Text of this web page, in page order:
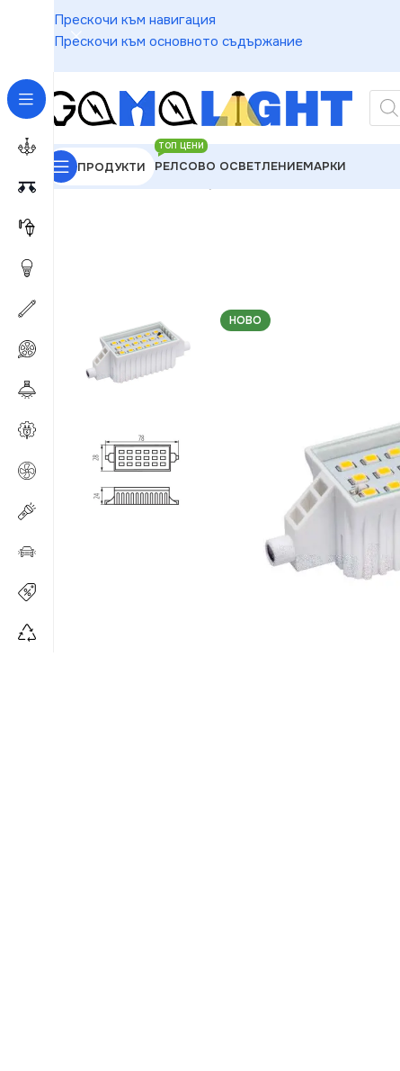
Прескочи към навигация
Прескочи към основното съдържание
ПРОДУКТИ РЕЛСОВО ОСВЕТЛЕНИЕ
ТОП ЦЕНИ
МАРКИ
GAMALIGHT»
НОВО